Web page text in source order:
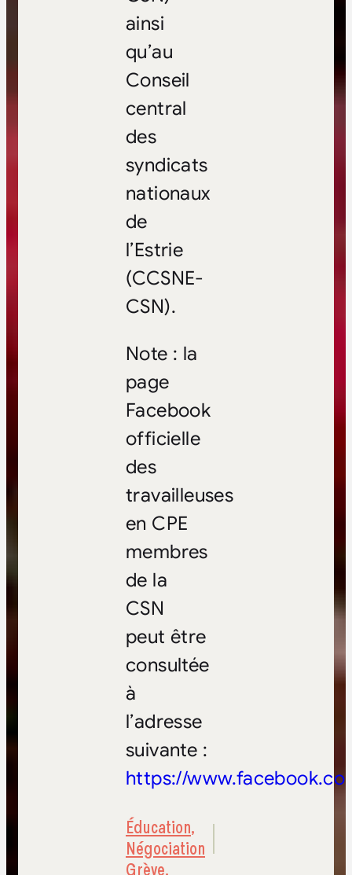
ainsi
qu’au
Conseil
central
des
syndicats
nationaux
de
l’Estrie
(CCSNE-
CSN).
Note : la
page
Facebook
officielle
des
travailleuses
en CPE
membres
de la
CSN
peut être
consultée
à
l’adresse
suivante :
https://
Éducation,
Négociation